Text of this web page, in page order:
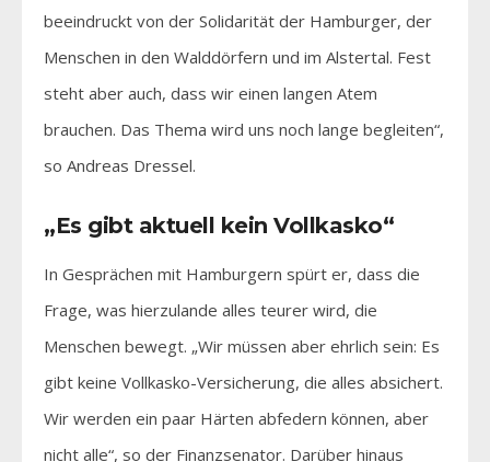
beeindruckt von der Solidarität der Hamburger, der
Menschen in den Walddörfern und im Alstertal. Fest
steht aber auch, dass wir einen langen Atem
brauchen. Das Thema wird uns noch lange begleiten“,
so Andreas Dressel.
„Es gibt aktuell kein Vollkasko“
In Gesprächen mit Hamburgern spürt er, dass die
Frage, was hierzulande alles teurer wird, die
Menschen bewegt. „Wir müssen aber ehrlich sein: Es
gibt keine Vollkasko-Versicherung, die alles absichert.
Wir werden ein paar Härten abfedern können, aber
nicht alle“, so der Finanzsenator. Darüber hinaus